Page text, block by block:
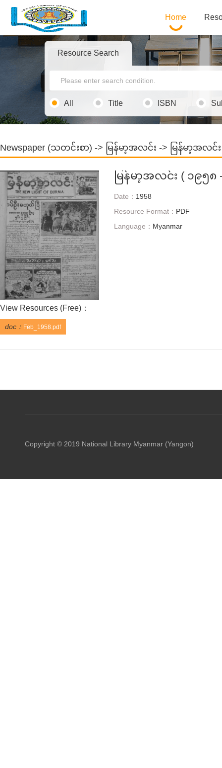
Home
Resource Search
All Title ISBN
Newspaper (သတင်းစာ) -> မြန်မာ့အလင်း -> မြန်မာ့အလင်
မြန်မာ့အလင်း ( ၁၉၅၈
Date： 1958
Resource Format： PDF
Language： Myanmar
View Resources (Free)：
doc： Feb_1958.pdf
Copyright © 2019 National Library Myanmar (Yangon)